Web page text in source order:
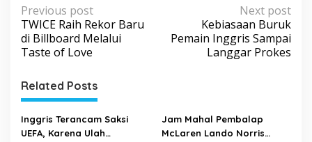
P
o
s
n
a
v
Previous post
TWICE Raih Rekor Baru
di Billboard Melalui
Taste of Love
Next post
Kebiasaan Buruk
Pemain Inggris Sampai
Langgar Prokes
Related Posts
Inggris Terancam Saksi
UEFA, Karena Ulah
Jam Mahal Pembalap
McLaren Lando Norris